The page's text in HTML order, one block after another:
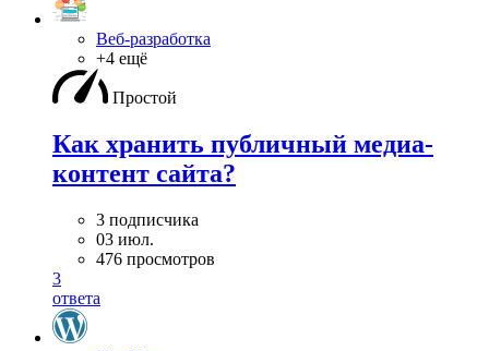
Веб-разработка
+4 ещё
Простой
Как хранить публичный медиа-
контент сайта?
3 подписчика
03 июл.
476 просмотров
3
ответа